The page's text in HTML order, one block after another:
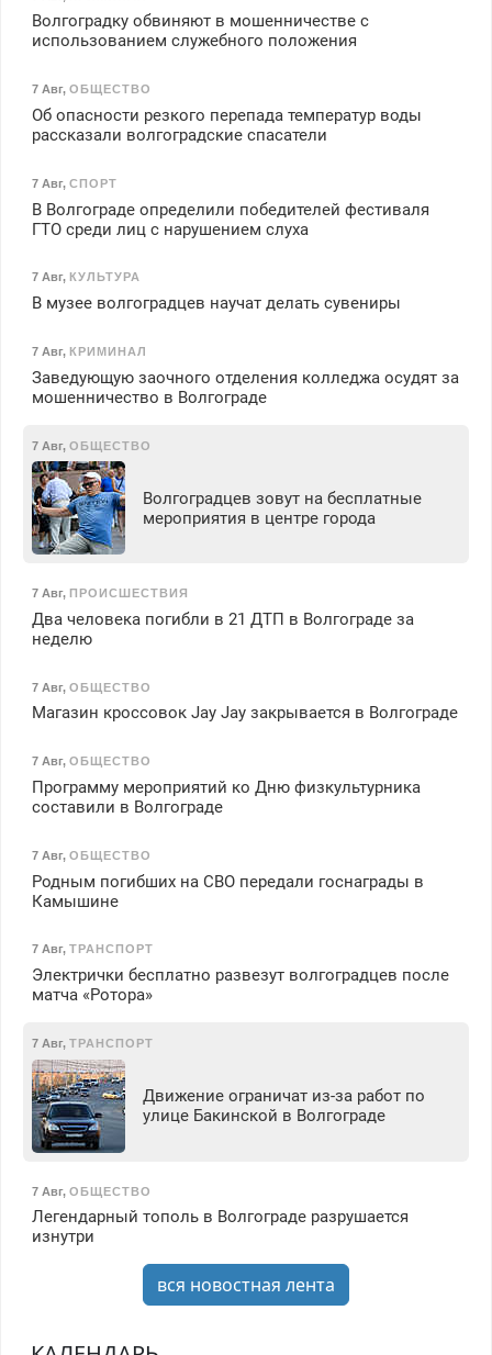
Волгоградку обвиняют в мошенничестве с
использованием служебного положения
7 Авг, ОБЩЕСТВО
Об опасности резкого перепада температур воды
рассказали волгоградские спасатели
7 Авг, СПОРТ
В Волгограде определили победителей фестиваля
ГТО среди лиц с нарушением слуха
7 Авг, КУЛЬТУРА
В музее волгоградцев научат делать сувениры
7 Авг, КРИМИНАЛ
Заведующую заочного отделения колледжа осудят за
мошенничество в Волгограде
7 Авг, ОБЩЕСТВО
Волгоградцев зовут на бесплатные
мероприятия в центре города
7 Авг, ПРОИСШЕСТВИЯ
Два человека погибли в 21 ДТП в Волгограде за
неделю
7 Авг, ОБЩЕСТВО
Магазин кроссовок Jay Jay закрывается в Волгограде
7 Авг, ОБЩЕСТВО
Программу мероприятий ко Дню физкультурника
составили в Волгограде
7 Авг, ОБЩЕСТВО
Родным погибших на СВО передали госнаграды в
Камышине
7 Авг, ТРАНСПОРТ
Электрички бесплатно развезут волгоградцев после
матча «Ротора»
7 Авг, ТРАНСПОРТ
Движение ограничат из-за работ по
улице Бакинской в Волгограде
7 Авг, ОБЩЕСТВО
Легендарный тополь в Волгограде разрушается
изнутри
вся новостная лента